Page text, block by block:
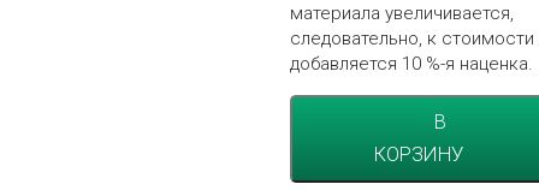
материала увеличивается,
следовательно, к стоимости
добавляется 10 %-я наценка.
В
КОРЗИНУ